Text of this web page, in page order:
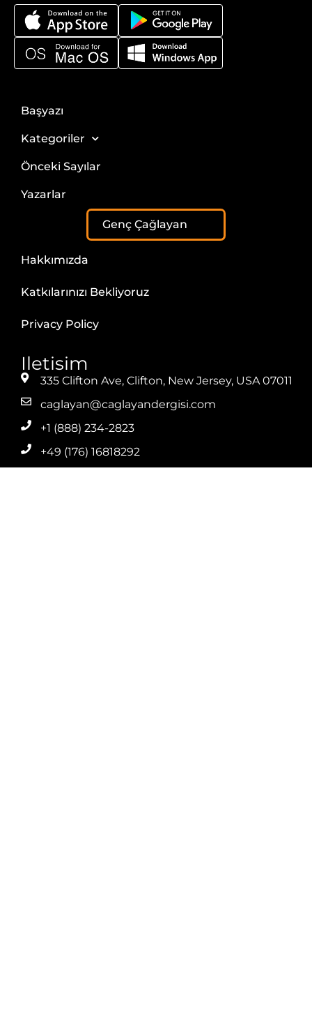
Başyazı
Kategoriler
Önceki Sayılar
Yazarlar
Genç Çağlayan
Hakkımızda
Katkılarınızı Bekliyoruz
Privacy Policy
Iletisim
335 Clifton Ave, Clifton, New Jersey, USA 07011
caglayan@caglayandergisi.com
+1 (888) 234-2823
+49 (176) 16818292